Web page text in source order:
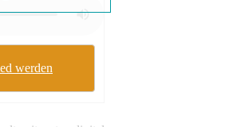
werden